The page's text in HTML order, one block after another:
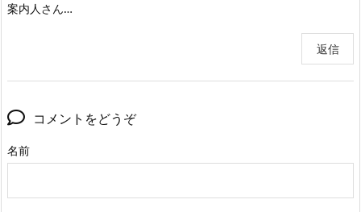
案内人さん…
返信
コメントをどうぞ
名前